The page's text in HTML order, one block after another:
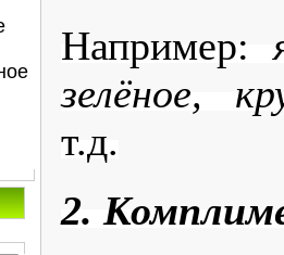
Например:
зелёное,
т.д.
2.